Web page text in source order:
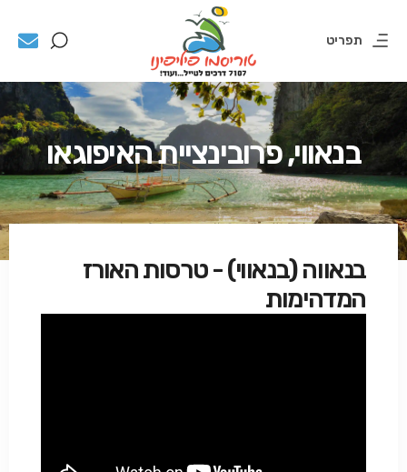
תפריט
בנאווי, פרובינציית האיפוגאו
בנאווה (בנאווי) - טרסות האורז
המדהימות